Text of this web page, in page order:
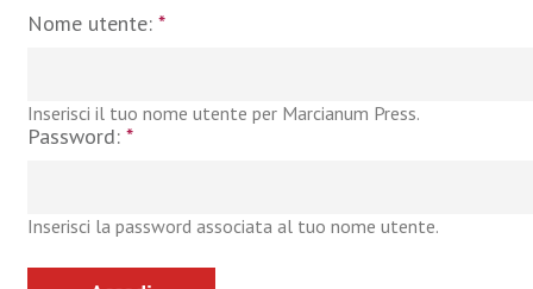
Nome utente: *
Inserisci il tuo nome utente per Marcianum Press.
Password: *
Inserisci la password associata al tuo nome utente.